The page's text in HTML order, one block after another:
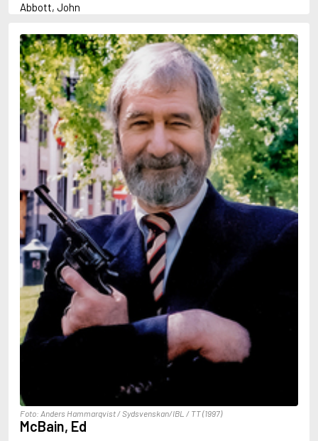
Abbott, John
Abrahams, Peter (f. 1947)
Abrahamson, Emmy
Adams, Douglas
Adams, Herbert
Adams, Jane
Adler-Olsen, Jussi
Adolfsson, Maria
Agnér, Kristina
Agrell, Wilhelm
Ahl, Kennet
Ahl, Mia
Ahlbeck, Elvy
Ahlstedt, Mats
Ahndoril, Alex
Ahnhem, Stefan
Ahrnstedt, Simona
Aichner, Bernhard
Aiken, Joan
Aird, Catherine
Airth, Rennie
Ajanović, Midhat
Ajvide Lindqvist, John
Akunin, Boris
Allan, John B.
Allbeury, Ted
Allen, Grant
Foto: Anders Hammarqvist / Sydsvenskan/IBL / TT (1997)
McBain, Ed